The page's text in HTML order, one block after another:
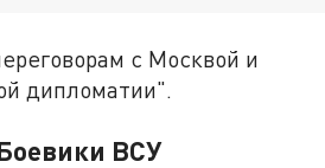
с Москвой и
дипломатии".
ВСУ